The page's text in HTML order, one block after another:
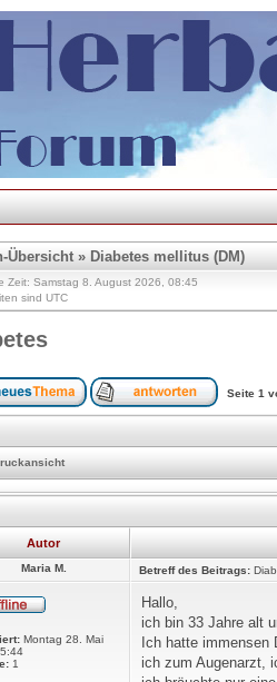
Übersicht» Diabetes mellitus (DM)
Zeit: Samstag 8. August 2026, 08:45
sind UTC
Seite 1
Autor
Maria M. Betreff des Beitrags:
Montag 28. Mai
1
Hallo,
ich bin 33 Jahre alt
Ich hatte immensen
ich zum Augenarzt,